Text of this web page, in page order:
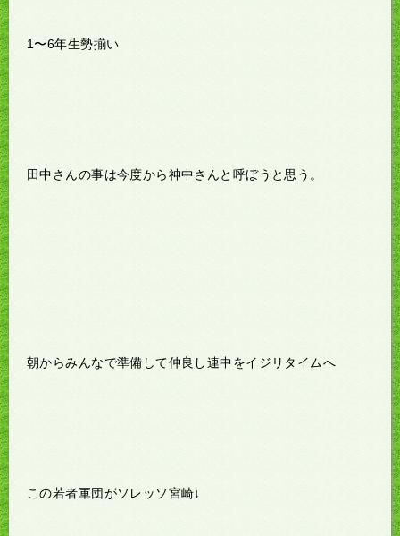
1〜6年生勢揃い
田中さんの事は今度から神中さんと呼ぼうと思う。
朝からみんなで準備して仲良し連中をイジリタイムへ
この若者軍団がソレッソ宮崎↓